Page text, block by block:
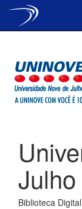
Julho
Biblioteca